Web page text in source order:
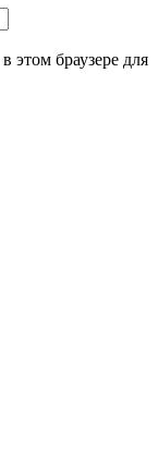
этом браузере для